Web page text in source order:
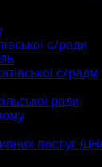
с/ради
с/радм
ради
послуг (